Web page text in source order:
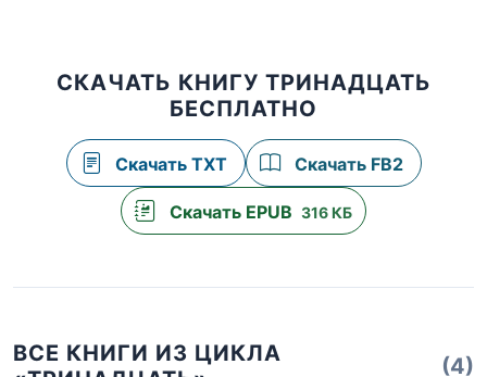
СКАЧАТЬ КНИГУ ТРИНАДЦАТЬ
БЕСПЛАТНО
Скачать TXT Скачать FB2
Скачать EPUB 316 КБ
ВСЕ КНИГИ ИЗ ЦИКЛА
(4)